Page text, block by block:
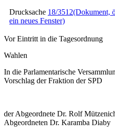
Drucksache 18/3512(Dokument,
ein neues Fenster)
Vor Eintritt in die Tagesordnung
Wahlen
In die Parlamentarische
Vorschlag der Fraktion der SPD
der Abgeordnete Dr. Rolf
Abgeordneten Dr. Karamba Diaby